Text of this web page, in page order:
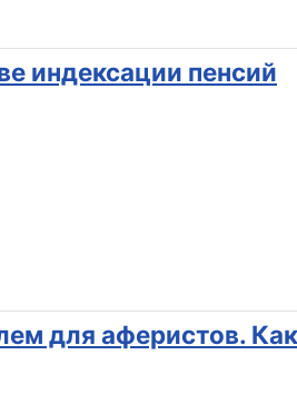
индексации пенсий
для аферистов.